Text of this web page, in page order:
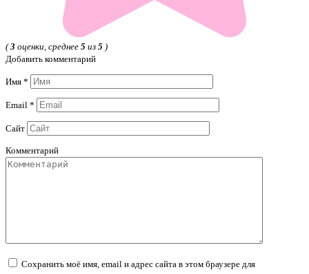
(3 оценки, среднее 5 из 5 )
Добавить комментарий
Имя *
Email *
Сайт
Комментарий
Сохранить моё имя, email и адрес сайта в этом браузере для